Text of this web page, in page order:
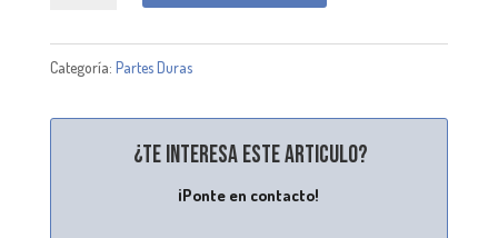
Categoría: Partes Duras
¿Te interesa este articulo?
¡Ponte en contacto!